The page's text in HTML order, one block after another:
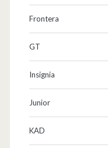
Frontera
GT
Insignia
Junior
KAD